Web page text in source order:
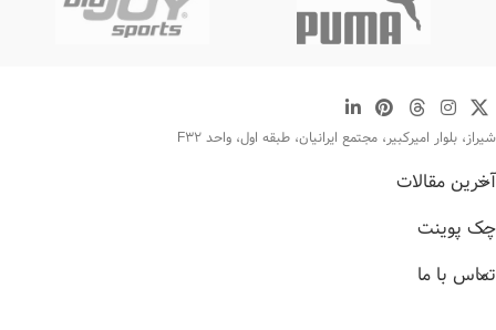
شیراز، بلوار امیرکبیر، مجتمع ایرانیان، طبقه اول، واحد F32
آخرین مقالات
چک پوینت
تماس با ما